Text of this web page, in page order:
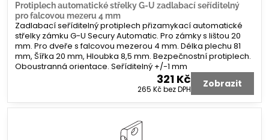
Protiplech automatické střelky G-U zadlabací seříditelný
pro falcovou mezeru 4 mm
Zadlabací seříditelný protiplech přizamykací automatické
střelky zámku G-U Secury Automatic. Pro zámky s lištou 20
mm. Pro dveře s falcovou mezerou 4 mm. Délka plechu 81
mm, Šířka 20 mm, Hloubka 8,5 mm. Bezpečnostní protiplech.
Oboustranná orientace. Seříditelný +/-1 mm
321 Kč
265 Kčbez DPH Zobrazit